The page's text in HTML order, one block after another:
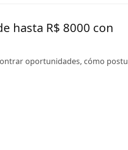
hasta R$ 8000 con
oportunidades, cómo